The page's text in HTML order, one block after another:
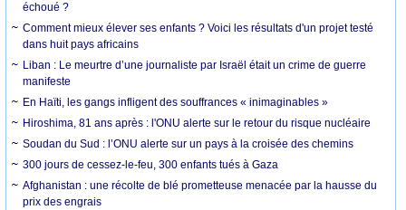
échoué ?
Comment mieux élever ses enfants ? Voici les résultats d'un projet testé
dans huit pays africains
Liban : Le meurtre d’une journaliste par Israël était un crime de guerre
manifeste
En Haïti, les gangs infligent des souffrances « inimaginables »
Hiroshima, 81 ans après : l'ONU alerte sur le retour du risque nucléaire
Soudan du Sud : l’ONU alerte sur un pays à la croisée des chemins
300 jours de cessez-le-feu, 300 enfants tués à Gaza
Afghanistan : une récolte de blé prometteuse menacée par la hausse du
prix des engrais